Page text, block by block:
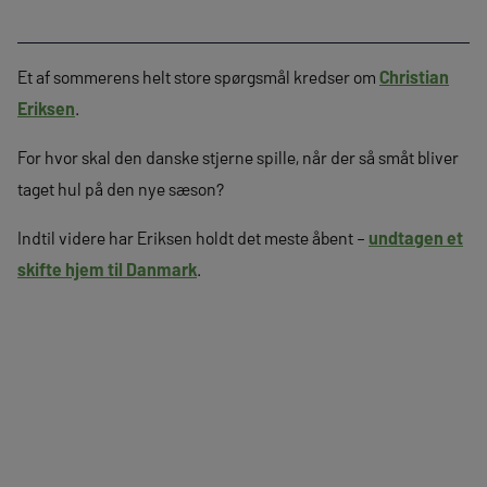
Et af sommerens helt store spørgsmål kredser om Christian
Eriksen.
For hvor skal den danske stjerne spille, når der så småt bliver
taget hul på den nye sæson?
Indtil videre har Eriksen holdt det meste åbent – undtagen et
skifte hjem til Danmark.